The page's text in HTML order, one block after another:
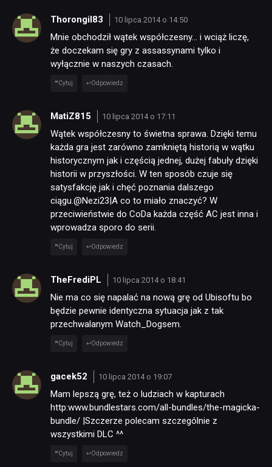
Thorongil83 10 lipca 2014 o 14:50
Mnie obchodził wątek współczesny… i wciąż liczę,
że doczekam się gry z assassynami tylko i
wyłącznie w naszych czasach.
Cytuj Odpowiedz
MatiZ815 10 lipca 2014 o 17:11
Wątek współczesny to świetna sprawa. Dzięki temu
każda gra jest zarówno zamkniętą historią w wątku
historycznym jak i częścią jednej, dużej fabuły dzięki
historii w przyszłości. W ten sposób czuje się
satysfakcję jak i chęć poznania dalszego
ciągu.@Nezi23|A co to miało znaczyć? W
przeciwieństwie do CoDa każda część AC jest inna i
wprowadza sporo do serii.
Cytuj Odpowiedz
TheFrediPL 10 lipca 2014 o 18:41
Nie ma co się napalać na nową grę od Ubisoftu bo
będzie pewnie identyczna sytuacja jak z tak
przechwalanym Watch_Dogsem.
Cytuj Odpowiedz
gacek52 10 lipca 2014 o 19:07
Mam lepszą grę, też o ludziach w kapturach
http:www.bundlestars.com/all-bundles/the-magicka-
bundle/ |Szczerze polecam szczególnie z
wszystkimi DLC ^^
Cytuj Odpowiedz